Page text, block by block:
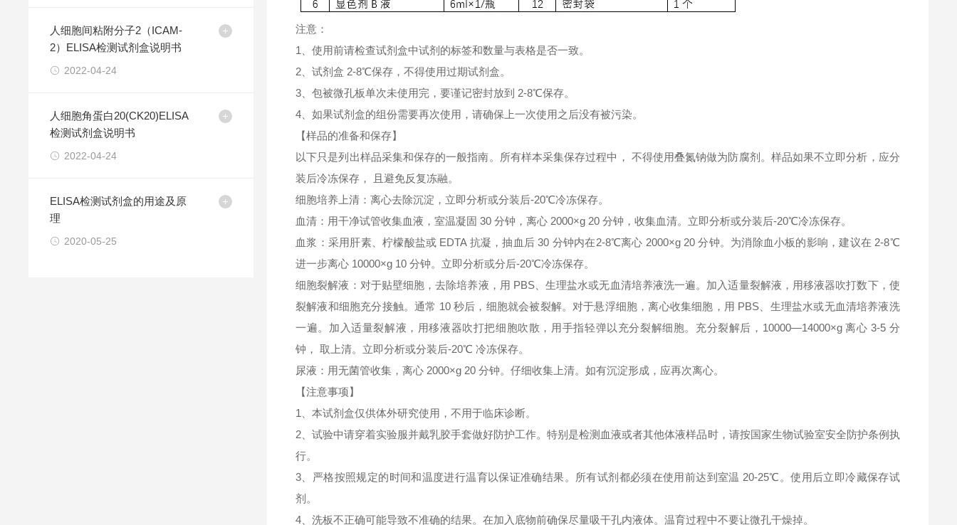
人细胞间粘附分子2（ICAM-
2）ELISA检测试剂盒说明书
2022-04-24
人细胞角蛋白20(CK20)ELISA
检测试剂盒说明书
2022-04-24
ELISA检测试剂盒的用途及原
理
2020-05-25
注意：
1、使用前请检查试剂盒中试剂的标签和数量与表格是否一致。
2、试剂盒 2-8℃保存，不得使用过期试剂盒。
3、包被微孔板单次未使用完，要谨记密封放到 2-8℃保存。
4、如果试剂盒的组份需要再次使用，请确保上一次使用之后没有被污染。
【样品的准备和保存】
以下只是列出样品采集和保存的一般指南。所有样本采集保存过程中， 不得使用叠氮钠做为防腐剂。样品如果不立即分析，应分
装后冷冻保存， 且避免反复冻融。
细胞培养上清：离心去除沉淀，立即分析或分装后-20℃冷冻保存。
血清：用干净试管收集血液，室温凝固 30 分钟，离心 2000×g 20 分钟，收集血清。立即分析或分装后-20℃冷冻保存。
血浆：采用肝素、柠檬酸盐或 EDTA 抗凝，抽血后 30 分钟内在2-8℃离心 2000×g 20 分钟。为消除血小板的影响，建议在 2-8℃
进一步离心 10000×g 10 分钟。立即分析或分后-20℃冷冻保存。
细胞裂解液：对于贴壁细胞，去除培养液，用 PBS、生理盐水或无血清培养液洗一遍。加入适量裂解液，用移液器吹打数下，使
裂解液和细胞充分接触。通常 10 秒后，细胞就会被裂解。对于悬浮细胞，离心收集细胞，用 PBS、生理盐水或无血清培养液洗
一遍。加入适量裂解液，用移液器吹打把细胞吹散，用手指轻弹以充分裂解细胞。充分裂解后，10000—14000×g 离心 3-5 分
钟， 取上清。立即分析或分装后-20℃ 冷冻保存。
尿液：用无菌管收集，离心 2000×g 20 分钟。仔细收集上清。如有沉淀形成，应再次离心。
【注意事项】
1、本试剂盒仅供体外研究使用，不用于临床诊断。
2、试验中请穿着实验服并戴乳胶手套做好防护工作。特别是检测血液或者其他体液样品时，请按国家生物试验室安全防护条例执
行。
3、严格按照规定的时间和温度进行温育以保证准确结果。所有试剂都必须在使用前达到室温 20-25℃。使用后立即冷藏保存试
剂。
4、洗板不正确可能导致不准确的结果。在加入底物前确保尽量吸干孔内液体。温育过程中不要让微孔干燥掉。